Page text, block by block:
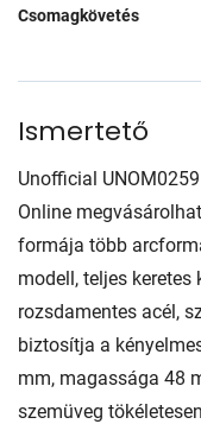
Csomagkövetés
Ismertető
Unofficial
Online
formája több
modell, teljes
rozsdamentes acél,
biztosítja a
mm, magassága 48
szemüveg